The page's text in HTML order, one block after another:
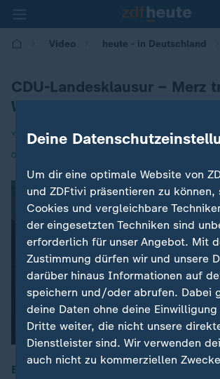
Video heute - in Deutschland
CDU-Landesklausur – Merz
Wüst
von Mathis Feldhoff
01.06.2026 | 14:00
Bundeskanzler Merz traf am heutigen
Deine
Um dir eine optimale Website von
und ZDFtivi präsentieren zu können,
Cookies und vergleichbare
der eingesetzten Techniken sind
erforderlich für unser Angebot. Mit
Zustimmung dürfen wir und unsere
darüber hinaus Informationen auf
speichern und/oder abrufen. Dabei
deine Daten ohne deine
Dritte weiter, die nicht unsere
Dienstleister sind. Wir verwenden
auch nicht zu kommerziellen